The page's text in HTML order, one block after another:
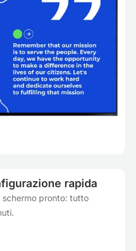
rapida
schermo pronto: tutto